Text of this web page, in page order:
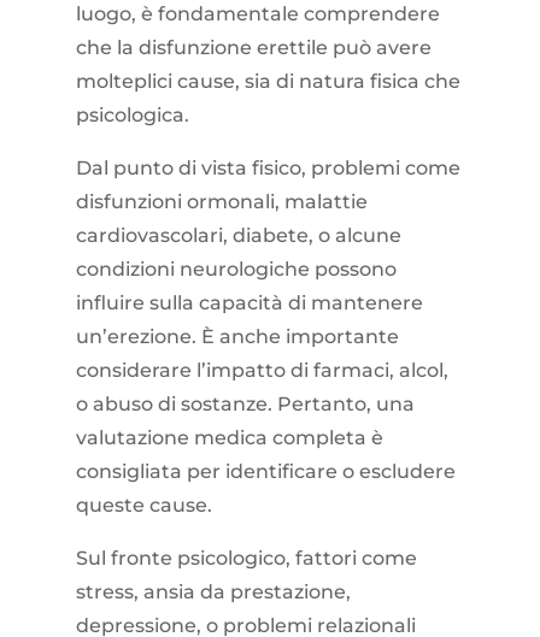
luogo, è fondamentale comprendere
che la disfunzione erettile può avere
molteplici cause, sia di natura fisica che
psicologica.
Dal punto di vista fisico, problemi come
disfunzioni ormonali, malattie
cardiovascolari, diabete, o alcune
condizioni neurologiche possono
influire sulla capacità di mantenere
un’erezione. È anche importante
considerare l’impatto di farmaci, alcol,
o abuso di sostanze. Pertanto, una
valutazione medica completa è
consigliata per identificare o escludere
queste cause.
Sul fronte psicologico, fattori come
stress, ansia da prestazione,
depressione, o problemi relazionali